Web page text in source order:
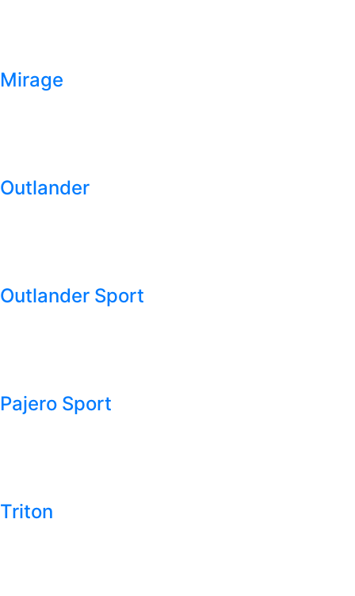
Mirage
Outlander
Outlander Sport
Pajero Sport
Triton